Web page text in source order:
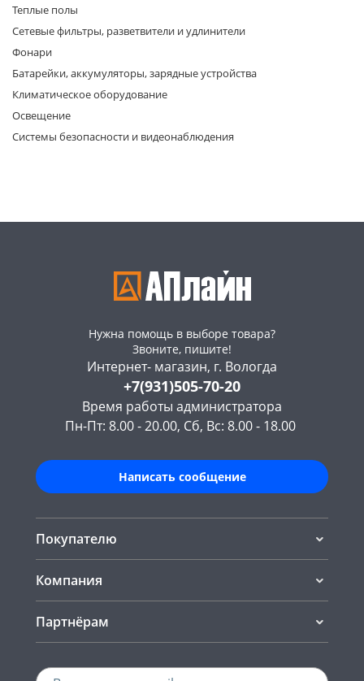
Теплые полы
Сетевые фильтры, разветвители и удлинители
Фонари
Батарейки, аккумуляторы, зарядные устройства
Климатическое оборудование
Освещение
Системы безопасности и видеонаблюдения
Нужна помощь в выборе товара?
Звоните, пишите!
Интернет- магазин, г. Вологда
+7(931)505-70-20
Время работы администратора
Пн-Пт: 8.00 - 20.00, Сб, Вс: 8.00 - 18.00
Написать сообщение
Покупателю
Компания
Партнёрам
раз в 2 недели